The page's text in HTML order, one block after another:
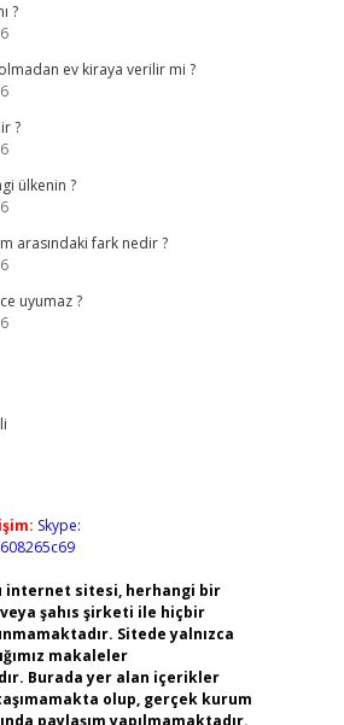
?
ev kiraya verilir mi ?
?
ülkenin ?
arasındaki fark nedir ?
uyumaz ?
Skype:
internet sitesi, herhangi bir
şahıs şirketi ile hiçbir
Sitede yalnızca
makaleler
Burada yer alan içerikler
olup, gerçek kurum
paylaşım yapılmamaktadır.